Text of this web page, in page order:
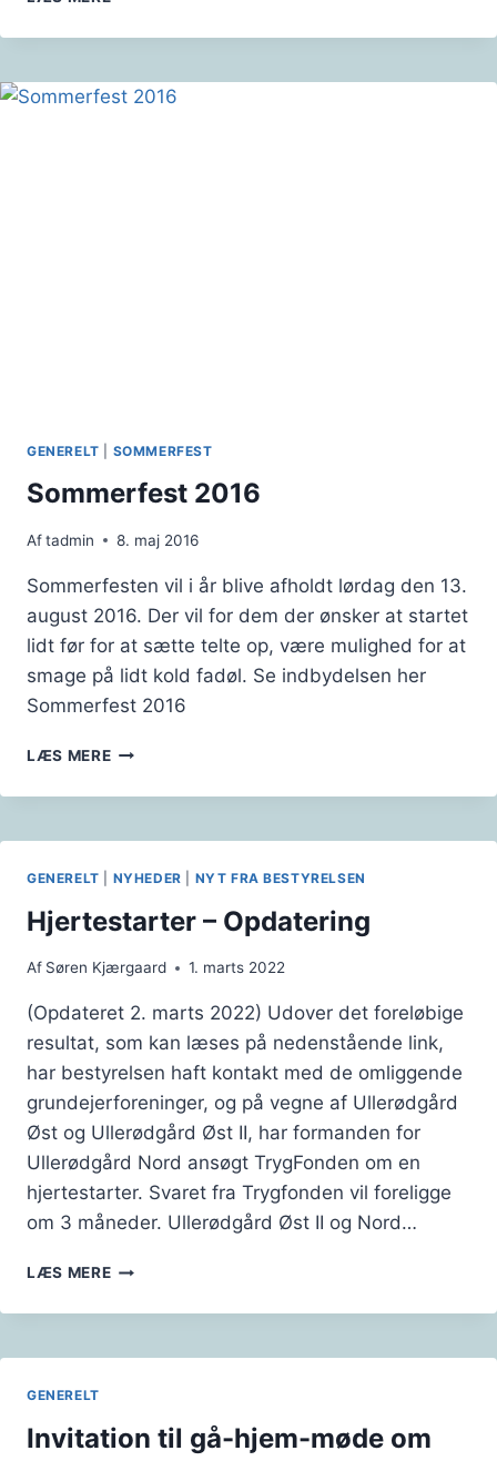
INFRASTRUKTUR-
TEKNIKUDVALGET
-03.03.2020
GENERELT SOMMERFEST
Sommerfest 2016
Aftadmin 8. maj 2016
Sommerfesten vil i år blive afholdt lørdag den 13.
august 2016. Der vil for dem der ønsker at startet
lidt før for at sætte telte op, være mulighed for at
smage på lidt kold fadøl. Se indbydelsen her
Sommerfest 2016
LÆS MERESOMMERFEST
GENERELT NYHEDER NYT FRA BESTYRELSEN
Hjertestarter – Opdatering
Af Søren Kjærgaard 1. marts 2022
(Opdateret 2. marts 2022) Udover det foreløbige
resultat, som kan læses på nedenstående link,
har bestyrelsen haft kontakt med de omliggende
grundejerforeninger, og på vegne af Ullerødgård
Øst og Ullerødgård Øst II, har formanden for
Ullerødgård Nord ansøgt TrygFonden om en
hjertestarter. Svaret fra Trygfonden vil foreligge
om 3 måneder. Ullerødgård Øst II og Nord…
LÆS MEREHJERTESTARTER
OPDATERING
GENERELT
Invitation til gå-hjem-møde om